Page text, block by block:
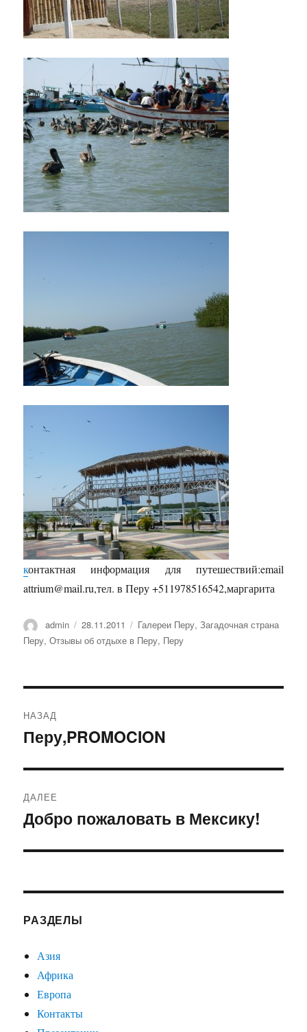
контактная информация для путешествий:email
attrium@mail.ru,тел. в Перу +511978516542,маргарита
Автор
admin Опубликовано
28.11.2011 Рубрики
Галереи Перу,Загадочная страна
Перу,Отзывы об отдыхе в Перу, Перу
по
НАЗАД
Предыдущая
Перу,PROMOCION
ДАЛЕЕ
Следующая
Добро пожаловать в Мексику!
РАЗДЕЛЫ
Азия
Африка
Европа
Контакты